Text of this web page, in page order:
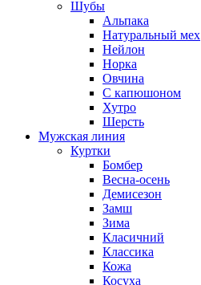
Шубы
Альпака
Натуральный мех
Нейлон
Норка
Овчина
С капюшоном
Хутро
Шерсть
Мужская линия
Куртки
Бомбер
Весна-осень
Демисезон
Замш
Зима
Класичний
Классика
Кожа
Косуха